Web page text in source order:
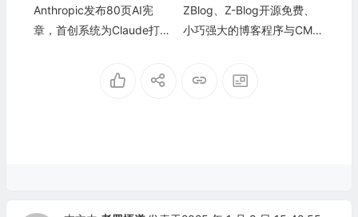
Anthropic发布80页AI宪
章，首创系统为Claude打上
ZBlog、Z-Blog开源免费、
小巧强大的博客程序与CMS